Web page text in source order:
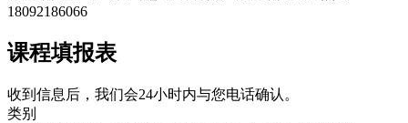
18092186066
课程填报表​
收到信息后，我们会24小时内与您电话确认。​
类别